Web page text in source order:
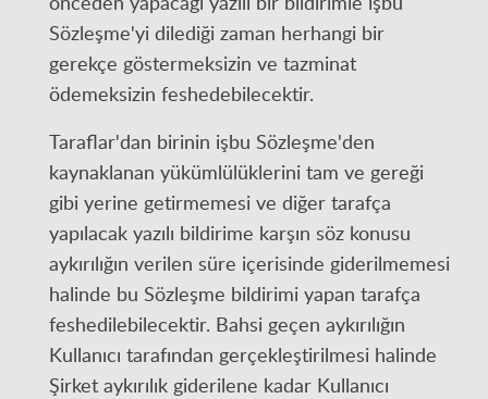
Sözleşme'yi dilediği zaman herhangi bir
gerekçe göstermeksizin ve tazminat
ödemeksizin feshedebilecektir.
Taraflar'dan birinin işbu Sözleşme'den
kaynaklanan yükümlülüklerini tam ve gereği
gibi yerine getirmemesi ve diğer tarafça
yapılacak yazılı bildirime karşın söz konusu
aykırılığın verilen süre içerisinde giderilmemesi
halinde bu Sözleşme bildirimi yapan tarafça
feshedilebilecektir. Bahsi geçen aykırılığın
Kullanıcı tarafından gerçekleştirilmesi halinde
Şirket aykırılık giderilene kadar Kullanıcı